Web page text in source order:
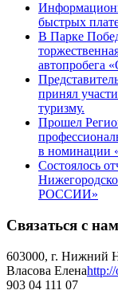
быстрых
В Парке
автопробега
принял
туризму.
Прошел
в номинации
Состоялось
РОССИИ»
Связаться с
603000, г. Нижний
Власова Елена
903 04 111 07